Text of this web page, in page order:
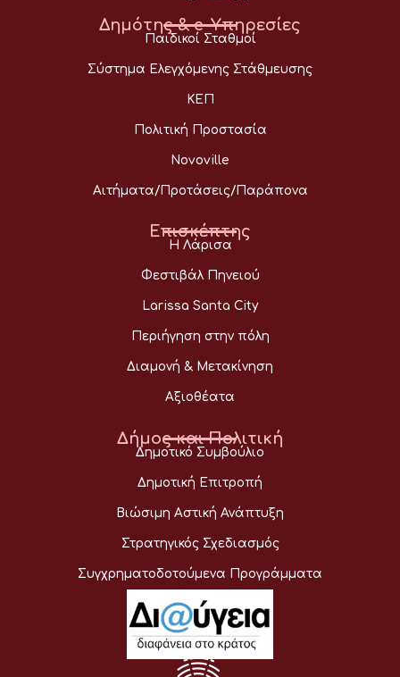
Δημότης & e-Υπηρεσίες
Παιδικοί Σταθμοί
Σύστημα Ελεγχόμενης Στάθμευσης
ΚΕΠ
Πολιτική Προστασία
Novoville
Αιτήματα/Προτάσεις/Παράπονα
Επισκέπτης
Η Λάρισα
Φεστιβάλ Πηνειού
Larissa Santa City
Περιήγηση στην πόλη
Διαμονή & Μετακίνηση
Αξιοθέατα
Δήμος και Πολιτική
Δημοτικό Συμβούλιο
Δημοτική Επιτροπή
Βιώσιμη Αστική Ανάπτυξη
Στρατηγικός Σχεδιασμός
Συγχρηματοδοτούμενα Προγράμματα